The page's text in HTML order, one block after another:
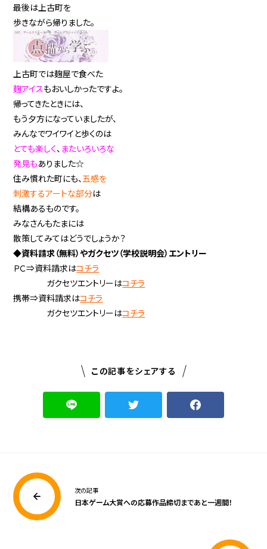
最後は上古町を
歩きながら帰りました。
上古町では麹屋で食べた
麹アイスもおいしかったですよ。
帰ってきたときには、
もう夕方になっていましたが、
みんなでワイワイと歩くのは
とても楽しく、 またいろいろな
発見もありました☆
住み慣れた町にも、五感を
刺激するアートな部分は
結構あるものです。
みなさんもたまには
散策してみてはどうでしょうか？
◆資料請求（無料）やガクセツ（学校説明会）エントリー
ＰＣ⇒資料請求はコチラ
ガクセツエントリーはコチラ
携帯⇒資料請求はコチラ
ガクセツエントリーはコチラ
この記事をシェアする
次の記事
日本ゲーム大賞への応募作品締切まであと一週間！